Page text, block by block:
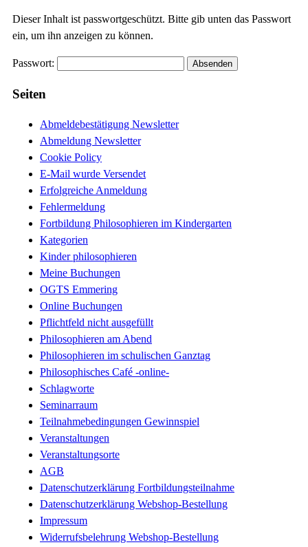
Dieser Inhalt ist passwortgeschützt. Bitte gib unten das Passwort
ein, um ihn anzeigen zu können.
Passwort:
Seiten
Abmeldebestätigung Newsletter
Abmeldung Newsletter
Cookie Policy
E-Mail wurde Versendet
Erfolgreiche Anmeldung
Fehlermeldung
Fortbildung Philosophieren im Kindergarten
Kategorien
Kinder philosophieren
Meine Buchungen
OGTS Emmering
Online Buchungen
Pflichtfeld nicht ausgefüllt
Philosophieren am Abend
Philosophieren im schulischen Ganztag
Philosophisches Café -online-
Schlagworte
Seminarraum
Teilnahmebedingungen Gewinnspiel
Veranstaltungen
Veranstaltungsorte
AGB
Datenschutzerklärung Fortbildungsteilnahme
Datenschutzerklärung Webshop-Bestellung
Impressum
Widerrufsbelehrung Webshop-Bestellung